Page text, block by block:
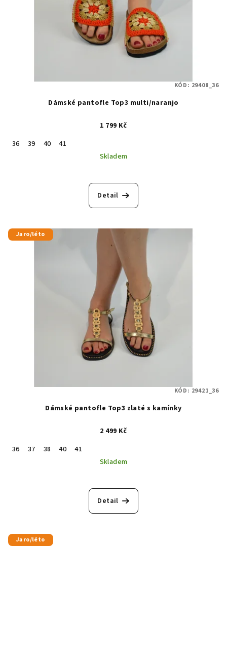
Dámské pantofle Top3 multi/naranjo
1 799 Kč
36
39 40
41
Skladem
Detail
KÓD: 29408_36
Jaro/léto
Dámské pantofle Top3 zlaté s kamínky
2 499 Kč
36
37 38 40
41
Skladem
Detail
KÓD: 29421_36
Jaro/léto